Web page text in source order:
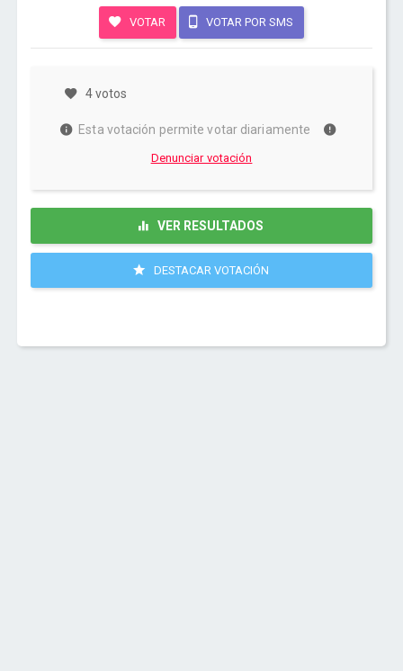
VOTAR VOTAR POR SMS
4 votos
Esta votación permite votar diariamente
Denunciar votación
VER RESULTADOS
DESTACAR VOTACIÓN